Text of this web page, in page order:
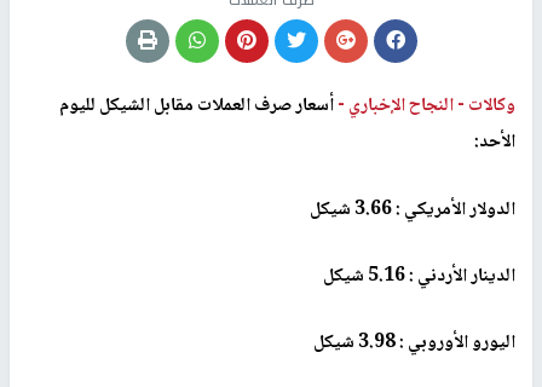
وكالات -النجاح الإخباري -أسعار صرف العملات مقابل الشيكل لليوم
الأحد:
الدولار الأمريكي : 3.66 شيكل
الدينار الأردني : 5.16 شيكل
اليورو الأوروبي : 3.98 شيكل